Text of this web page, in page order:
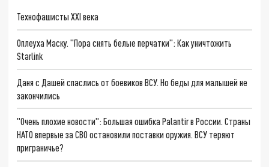
Технофашисты XXI века
Оплеуха Маску. "Пора снять белые перчатки": Как уничтожить
Starlink
Даня с Дашей спаслись от боевиков ВСУ. Но беды для малышей не
закончились
"Очень плохие новости": Большая ошибка Palantir в России. Страны
НАТО впервые за СВО остановили поставки оружия. ВСУ теряют
приграничье?